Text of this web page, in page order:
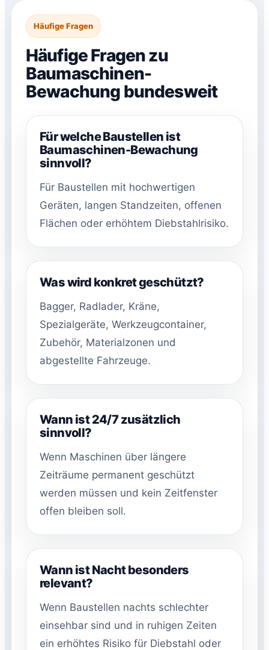
Häufige Fragen
Häufige Fragen zu
Baumaschinen-
Bewachung bundesweit
Für welche Baustellen ist
Baumaschinen-Bewachung
sinnvoll?
Für Baustellen mit hochwertigen
Geräten, langen Standzeiten, offenen
Flächen oder erhöhtem Diebstahlrisiko.
Was wird konkret geschützt?
Bagger, Radlader, Kräne,
Spezialgeräte, Werkzeugcontainer,
Zubehör, Materialzonen und
abgestellte Fahrzeuge.
Wann ist 24/7 zusätzlich
sinnvoll?
Wenn Maschinen über längere
Zeiträume permanent geschützt
werden müssen und kein Zeitfenster
offen bleiben soll.
Wann ist Nacht besonders
relevant?
Wenn Baustellen nachts schlechter
einsehbar sind und in ruhigen Zeiten
ein erhöhtes Risiko für Diebstahl oder